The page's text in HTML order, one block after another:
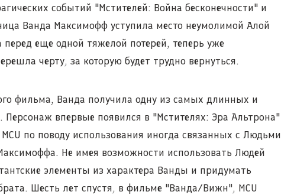
событий "Мстителей: Война бесконечности" и
Ванда Максимофф уступила место неумолимой Алой
перед еще одной тяжелой потерей, теперь уже
черту, за которую будет трудно вернуться.
фильма, Ванда получила одну из самых длинных и
Персонаж впервые появился в "Мстителях: Эра Альтрона"
по поводу использования иногда связанных с Людьми
Не имея возможности использовать Людей
элементы из характера Ванды и придумать
Шесть лет спустя, в фильме "Ванда/Вижн", MCU